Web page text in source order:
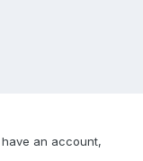
an account,